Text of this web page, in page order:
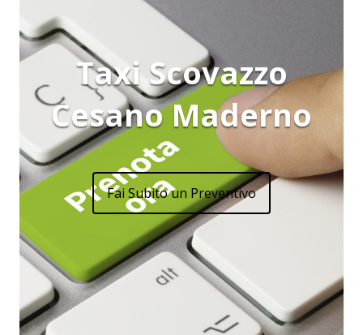
Taxi Scovazzo
Cesano Maderno
Fai Subito un Preventivo